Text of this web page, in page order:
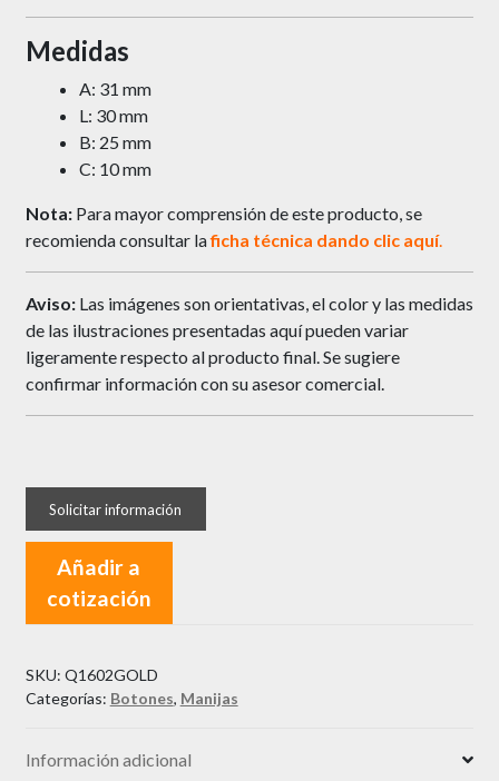
Medidas
A: 31 mm
L: 30 mm
B: 25 mm
C: 10 mm
Nota:Para mayor comprensión de este producto, se
recomienda consultar laficha técnica dando clic aquí.
Aviso: Las imágenes son orientativas, el color y las medidas
de las ilustraciones presentadas aquí pueden variar
ligeramente respecto al producto final. Se sugiere
confirmar información con su asesor comercial.
Añadir a
cotización
SKU: Q1602GOLD
Categorías: Botones, Manijas
Información adicional